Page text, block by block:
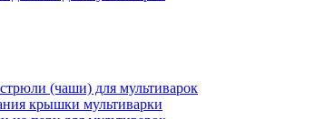
(чаши) для мультиварок
крышки мультиварки